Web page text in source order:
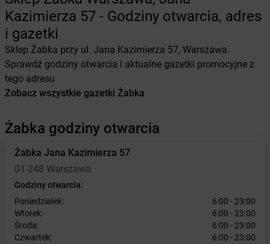
Kazimierza 57 - Godziny otwarcia, adres
i gazetki
Sklep Żabka przy ul. Jana Kazimierza 57, Warszawa.
Sprawdź godziny otwarcia i aktualne gazetki promocyjne z
tego adresu
Zobacz wszystkie gazetki Żabka
Żabka godziny otwarcia
Żabka Jana Kazimierza 57
01-248 Warszawa
Godziny otwarcia:
Poniedziałek:
6:00 - 23:00
Wtorek:
6:00 - 23:00
Środa:
6:00 - 23:00
Czwartek:
6:00 - 23:00